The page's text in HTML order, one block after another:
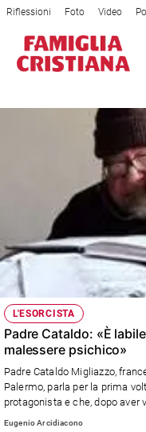
Attualità
giustizia
Sport
Interviste
Papa
Papa
Chiesa
Chiesa
Fede
Riflessioni Foto Video
Privacy Policy Chi siamo
Registrati Redazione
L'ESORCISTA
Padre Cataldo: «È
malessere psichico»
Padre Cataldo Migliazzo,
Palermo, parla per la prima
protagonista e che, dopo aver
approdato al cinema.
Eugenio Arcidiacono